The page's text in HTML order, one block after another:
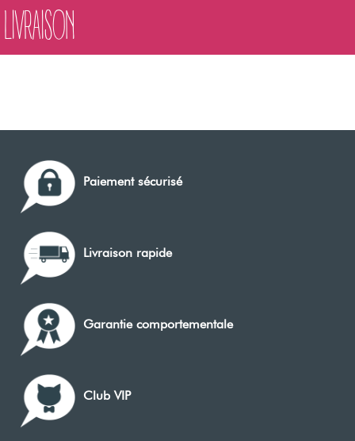
LIVRAISON
Paiement sécurisé
Livraison rapide
Garantie comportementale
Club VIP